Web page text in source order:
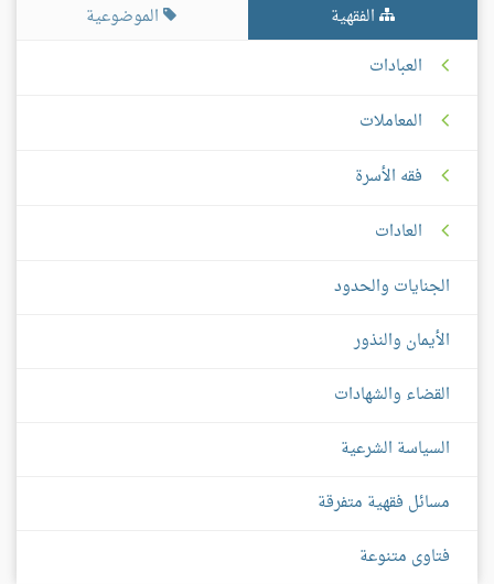
الفقهية
الموضوعية
العبادات
المعاملات
فقه الأسرة
العادات
الجنايات والحدود
الأيمان والنذور
القضاء والشهادات
السياسة الشرعية
مسائل فقهية متفرقة
فتاوى متنوعة